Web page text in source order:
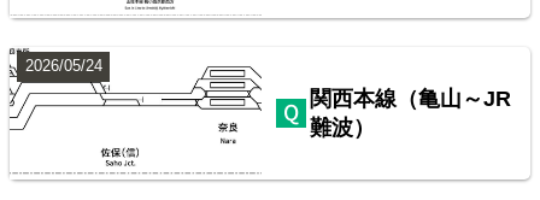
配線略図で辿る首都圏の保線基地
関西本線（亀山～JR
難波）
2026/05/24